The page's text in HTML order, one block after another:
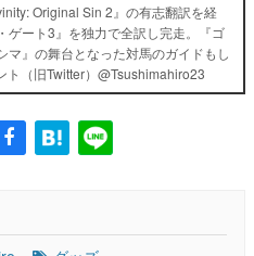
Original Sin 2』の有志翻訳を経
ゲート3』を独力で全訳し完走。『ゴ
マ』の舞台となった対馬のガイドもし
ト（旧Twitter）@Tsushimahiro23